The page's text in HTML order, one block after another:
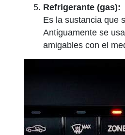
Refrigerante (gas):
Es la sustancia que
Antiguamente se
amigables con el